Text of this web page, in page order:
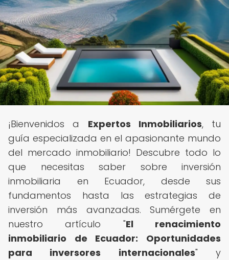
¡Bienvenidos a Expertos Inmobiliarios, tu
guía especializada en el apasionante mundo
del mercado inmobiliario! Descubre todo lo
que necesitas saber sobre inversión
inmobiliaria en Ecuador, desde sus
fundamentos hasta las estrategias de
inversión más avanzadas. Sumérgete en
nuestro artículo "El renacimiento
inmobiliario de Ecuador: Oportunidades
para inversores internacionales" y